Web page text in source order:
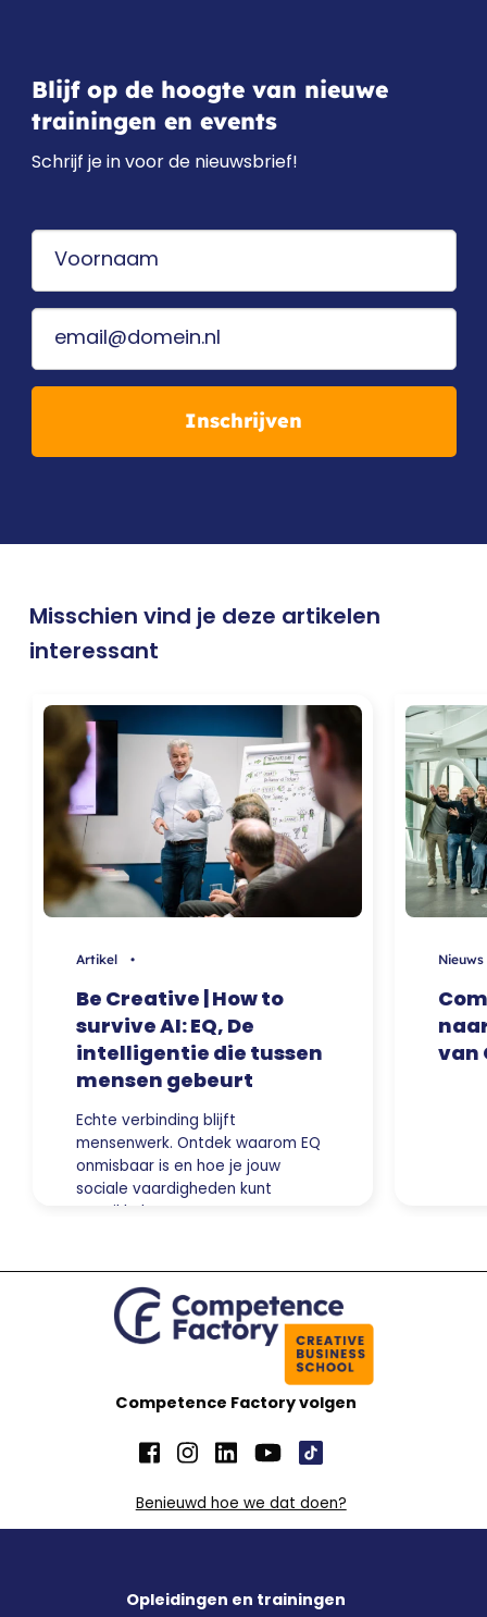
Blijf op de hoogte van nieuwe
trainingen en events
Schrijf je in voor de nieuwsbrief!
Inschrijven
Misschien vind je deze artikelen
interessant
Artikel •
Be Creative | How to
survive AI: EQ, De
intelligentie die tussen
mensen gebeurt
Echte verbinding blijft
mensenwerk. Ontdek waarom EQ
onmisbaar is en hoe je jouw
sociale vaardigheden kunt
ontwikkelen.
van
Competence Factory volgen
Benieuwd hoe we dat doen?
Opleidingen en trainingen